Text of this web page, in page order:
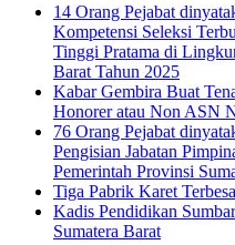
14 Orang Pejabat
Kompetensi Seleksi
Tinggi Pratama di
Barat Tahun 2025
Kabar Gembira Buat
Honorer atau Non ASN
76 Orang Pejabat
Pengisian Jabatan
Pemerintah Provinsi
Tiga Pabrik Karet
Kadis Pendidikan
Sumatera Barat